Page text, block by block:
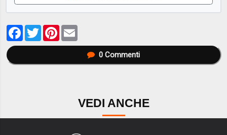
Facebook
TwitterPinterest
0Commenti
VEDI ANCHE